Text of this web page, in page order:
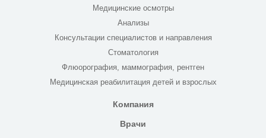
Медицинские осмотры
Анализы
Консультации специалистов и направления
Стоматология
Флюорография, маммография, рентген
Медицинская реабилитация детей и взрослых
Компания
Врачи